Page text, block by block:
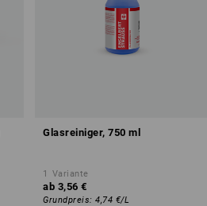
Glasreiniger, 750 ml
1 Variante
ab 3,56 €
Grundpreis: 4,74 €/L